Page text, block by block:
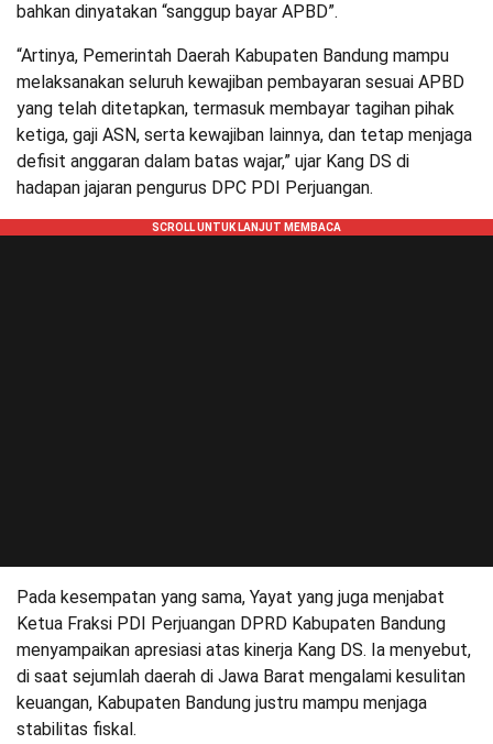
bahkan dinyatakan “sanggup bayar APBD”.
“Artinya, Pemerintah Daerah Kabupaten Bandung mampu
melaksanakan seluruh kewajiban pembayaran sesuai APBD
yang telah ditetapkan, termasuk membayar tagihan pihak
ketiga, gaji ASN, serta kewajiban lainnya, dan tetap menjaga
defisit anggaran dalam batas wajar,” ujar Kang DS di
hadapan jajaran pengurus DPC PDI Perjuangan.
Pada kesempatan yang sama, Yayat yang juga menjabat
Ketua Fraksi PDI Perjuangan DPRD Kabupaten Bandung
menyampaikan apresiasi atas kinerja Kang DS. Ia menyebut,
di saat sejumlah daerah di Jawa Barat mengalami kesulitan
keuangan, Kabupaten Bandung justru mampu menjaga
stabilitas fiskal.